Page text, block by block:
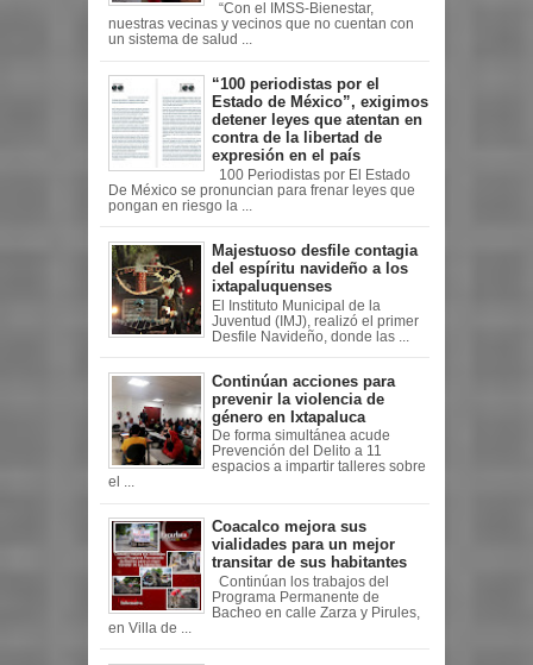
“Con el IMSS-Bienestar,
nuestras vecinas y vecinos que no cuentan con
un sistema de salud ...
“100 periodistas por el
Estado de México”, exigimos
detener leyes que atentan en
contra de la libertad de
expresión en el país
100 Periodistas por El Estado
De México se pronuncian para frenar leyes que
pongan en riesgo la ...
Majestuoso desfile contagia
del espíritu navideño a los
ixtapaluquenses
El Instituto Municipal de la
Juventud (IMJ), realizó el primer
Desfile Navideño, donde las ...
Continúan acciones para
prevenir la violencia de
género en Ixtapaluca
De forma simultánea acude
Prevención del Delito a 11
espacios a impartir talleres sobre
el ...
Coacalco mejora sus
vialidades para un mejor
transitar de sus habitantes
Continúan los trabajos del
Programa Permanente de
Bacheo en calle Zarza y Pirules,
en Villa de ...